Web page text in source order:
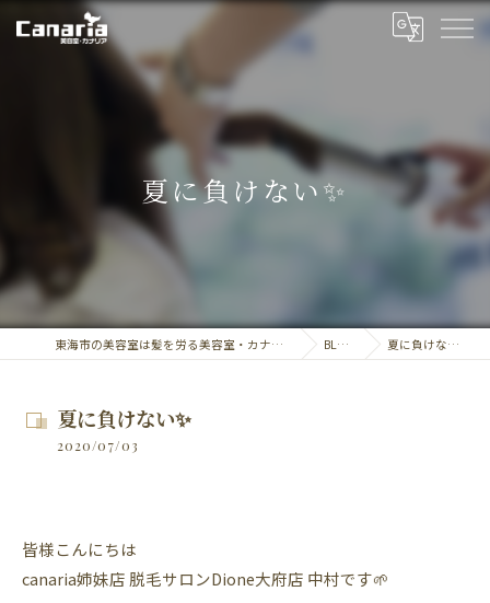
夏に負けない✨
東海市の美容室は髪を労る美容室・カナリア BLOG 夏に負けない✨
夏に負けない✨
2020/07/03
皆様こんにちは
canaria姉妹店 脱毛サロンDione大府店 中村です🌱